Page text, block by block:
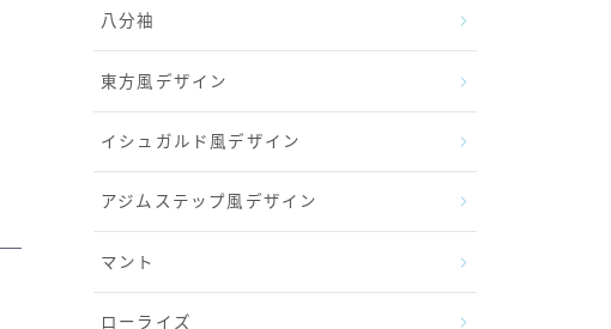
八分袖
東方風デザイン
イシュガルド風デザイン
アジムステップ風デザイン
マント
ローライズ